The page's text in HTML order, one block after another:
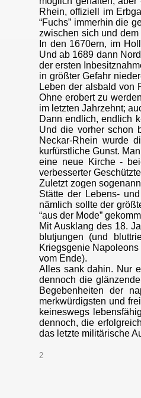
Rhein, offiziell im
“Fuchs” immerhin die
zwischen sich und
In den 1670ern, im
Und ab 1689 dann
der ersten
in größter Gefahr
Leben der alsbald von
Ohne erobert zu
im letzten Jahrzehnt;
Dann endlich, endlich
Und die vorher schon
Neckar-Rhein wurde
kurfürstliche Gunst.
eine neue Kirche -
verbesserter
Zuletzt zogen
Stätte der Lebens-
nämlich sollte der
“aus der Mode”
Mit Ausklang des 18.
blutjungen (und
Kriegsgenie
vom Ende).
Alles sank dahin. Nur
dennoch die
Begebenheiten der
merkwürdigsten und
keineswegs
dennoch, die
das letzte militärische
2